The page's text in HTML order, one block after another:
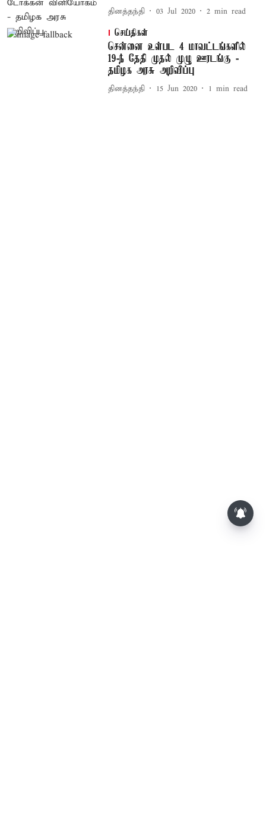
தினத்தந்தி 03 Jul 2020 2 min read
செய்திகள்
சென்னை உள்பட 4 மாவட்டங்களில்
19-ந் தேதி முதல் முழு ஊரடங்கு -
தமிழக அரசு அறிவிப்பு
தினத்தந்தி 15 Jun 2020 1 min read